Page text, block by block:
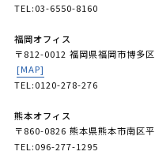
TEL:03-6550-8160
福岡オフィス
〒812-0012 福岡県福岡市博多
[MAP]
TEL:0120-278-276
熊本オフィス
〒860-0826 熊本県熊本市南区
TEL:096-277-1295